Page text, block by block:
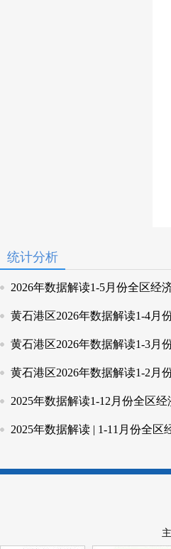
统计分析
2026年数据解读1-5月份全区经
黄石港区2026年数据解读1-4月
黄石港区2026年数据解读1-3月
黄石港区2026年数据解读1-2月
2025年数据解读1-12月份全区
2025年数据解读 | 1-11月份全区